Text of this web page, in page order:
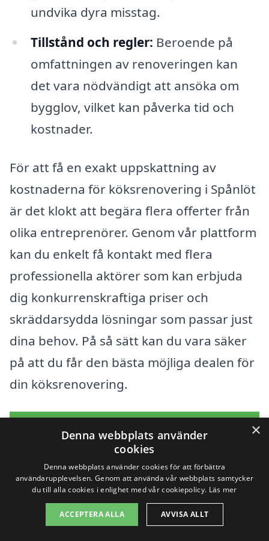
undvika dyra misstag.
Tillstånd och regler: Beroende på
omfattningen av renoveringen kan
det vara nödvändigt att ansöka om
bygglov, vilket kan påverka tid och
kostnader.
För att få en exakt uppskattning av
kostnaderna för köksrenovering i Spånlöt
är det klokt att begära flera offerter från
olika entreprenörer. Genom vår plattform
kan du enkelt få kontakt med flera
professionella aktörer som kan erbjuda
dig konkurrenskraftiga priser och
skräddarsydda lösningar som passar just
dina behov. På så sätt kan du vara säker
på att du får den bästa möjliga dealen för
din köksrenovering.
Få 3 erbjudanden, gratis och utan
Sök efter en
×
Denna webbplats använder
cookies
Denna webbplats använder cookies för att förbättra
användarupplevelsen. Genom att använda vår webbplats samtycker
du till alla cookies i enlighet med vår cookiepolicy. Läs mer
ACCEPTERA ALLA AVVISA ALLT